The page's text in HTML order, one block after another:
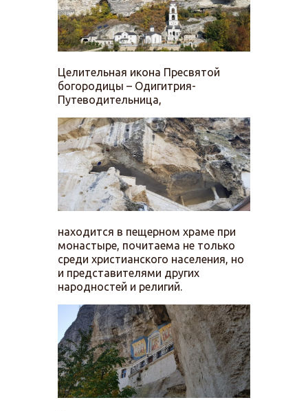
Целительная икона Пресвятой
богородицы – Одигитрия-
Путеводительница,
находится в пещерном храме при
монастыре, почитаема не только
среди христианского населения, но
и представителями других
народностей и религий.